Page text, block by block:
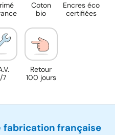
Coton
bio
Encres éco
certifiées
7
Retour
100 jours
fabrication française